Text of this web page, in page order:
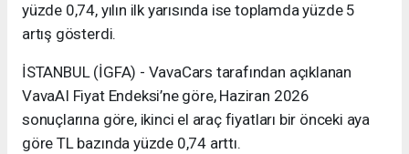
yüzde 0,74, yılın ilk yarısında ise toplamda yüzde 5
artış gösterdi.
İSTANBUL (İGFA) - VavaCars tarafından açıklanan
VavaAI Fiyat Endeksi’ne göre, Haziran 2026
sonuçlarına göre, ikinci el araç fiyatları bir önceki aya
göre TL bazında yüzde 0,74 arttı.